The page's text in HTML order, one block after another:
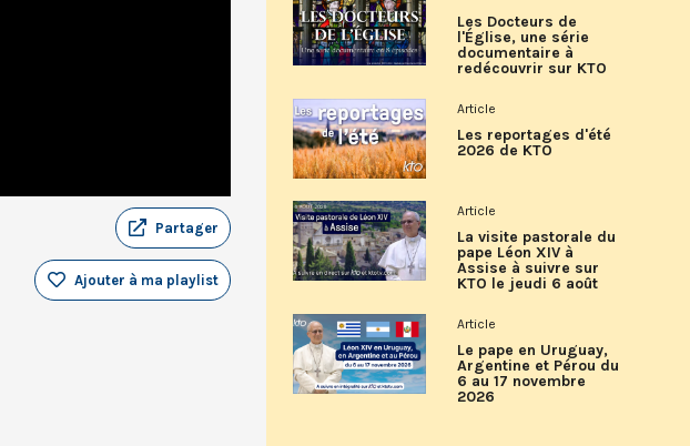
Partager
Ajouter à ma playlist
Les Docteurs de
l'Église, une série
documentaire à
redécouvrir sur KTO
Article
Les reportages d'été
2026 de KTO
Article
La visite pastorale du
pape Léon XIV à
Assise à suivre sur
KTO le jeudi 6 août
Article
Le pape en Uruguay,
Argentine et Pérou du
6 au 17 novembre
2026